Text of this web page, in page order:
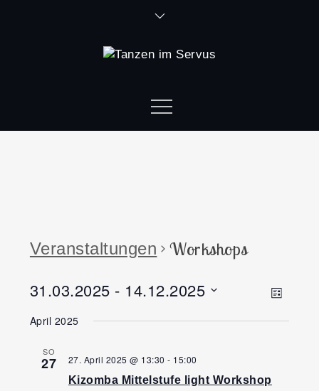
Veranstaltungen Workshops
Liste
31.03.2025 - 14.12.2025
Datum
April 2025
SO
27 27. April 2025 @ 13:30 - 15:00
Kizomba Mittelstufe light Workshop